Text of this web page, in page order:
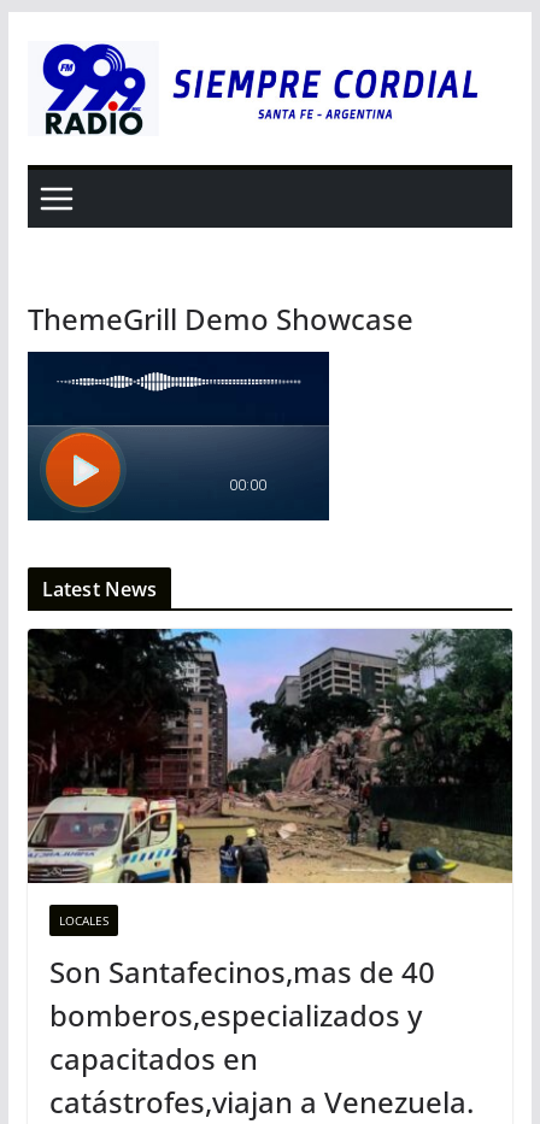
contenido
ThemeGrill Demo Showcase
Latest News
LOCALES
Son Santafecinos,mas de 40
bomberos,especializados y
capacitados en
catástrofes,viajan a Venezuela.